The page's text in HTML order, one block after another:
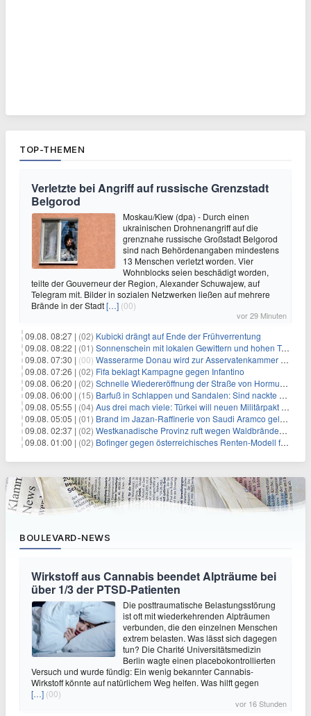
TOP-THEMEN
Verletzte bei Angriff auf russische Grenzstadt
Belgorod
Moskau/Kiew (dpa) - Durch einen
ukrainischen Drohnenangriff auf die
grenznahe russische Großstadt Belgorod
sind nach Behördenangaben mindestens
13 Menschen verletzt worden. Vier
Wohnblocks seien beschädigt worden,
teilte der Gouverneur der Region, Alexander Schuwajew, auf
Telegram mit. Bilder in sozialen Netzwerken ließen auf mehrere
Brände in der Stadt[…] (00)
vor 29 Minuten
09.08. 08:27 | (02) Kubicki drängt auf Ende der Frühverrentung
09.08. 08:22 | (01) Sonnenschein mit lokalen Gewittern und hohen Temperaturen
09.08. 07:30 | (00) Wasserarme Donau wird zur Asservatenkammer der Geschichte
09.08. 07:26 | (02) Fifa beklagt Kampagne gegen Infantino
09.08. 06:20 | (02) Schnelle Wiedereröffnung der Straße von Hormus ungewiss
09.08. 06:00 | (15) Barfuß in Schlappen und Sandalen: Sind nackte Füße eklig?
09.08. 05:55 | (04) Aus drei mach viele: Türkei will neuen Militärpakt erweitern
09.08. 05:05 | (01) Brand im Jazan-Raffinerie von Saudi Aramco gelöscht: Auswirkungen auf die Energiemärkte
09.08. 02:37 | (02) Westkanadische Provinz ruft wegen Waldbränden Notstand aus
09.08. 01:00 | (02) Bofinger gegen österreichisches Renten-Modell für Schwerarbeiter
BOULEVARD-NEWS
Wirkstoff aus Cannabis beendet Alpträume bei
über 1/3 der PTSD-Patienten
Die posttraumatische Belastungsstörung
ist oft mit wiederkehrenden Alpträumen
verbunden, die den einzelnen Menschen
extrem belasten. Was lässt sich dagegen
tun? Die Charité Universitätsmedizin
Berlin wagte einen placebokontrollierten
Versuch und wurde fündig: Ein wenig bekannter Cannabis-
Wirkstoff könnte auf natürlichem Weg helfen. Was hilft gegen
[…] (00)
vor 16 Stunden